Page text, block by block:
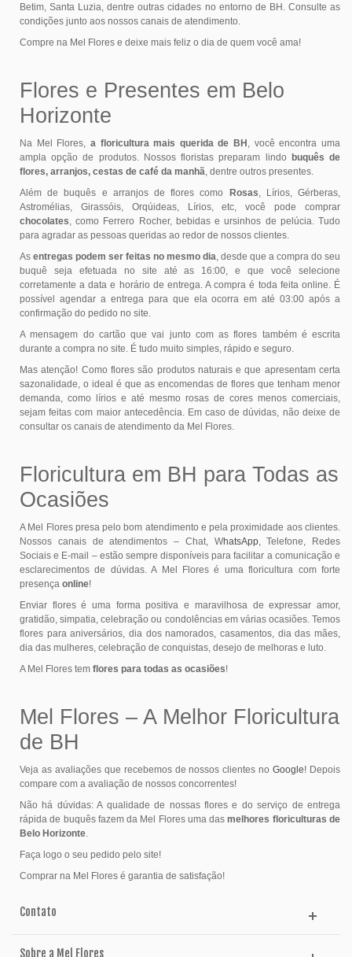
Betim, Santa Luzia, dentre outras cidades no entorno de BH. Consulte as
condições junto aos nossos canais de atendimento.
Compre na Mel Flores e deixe mais feliz o dia de quem você ama!
Flores e Presentes em Belo
Horizonte
Na Mel Flores, a floricultura mais querida de BH , você encontra uma
ampla opção de produtos. Nossos floristas preparam lindo
buquês de
flores, arranjos, cestas de café da manhã, dentre outros presentes.
Além de buquês e arranjos de flores como
Rosas, Lírios, Gérberas,
Astromélias, Girassóis, Orqúideas, Lírios, etc, você pode comprar
chocolates, como Ferrero Rocher, bebidas e ursinhos de pelúcia. Tudo
para agradar as pessoas queridas ao redor de nossos clientes.
As entregas podem ser feitas no mesmo dia, desde que a compra do seu
buquê seja efetuada no site até as 16:00, e que você selecione
corretamente a data e horário de entrega. A compra é toda feita online. É
possível agendar a entrega para que ela ocorra em até 03:00 após a
confirmação do pedido no site.
A mensagem do cartão que vai junto com as flores também é escrita
durante a compra no site. É tudo muito simples, rápido e seguro.
Mas atenção! Como flores são produtos naturais e que apresentam certa
sazonalidade, o ideal é que as encomendas de flores que tenham menor
demanda, como lírios e até mesmo rosas de cores menos comerciais,
sejam feitas com maior antecedência. Em caso de dúvidas, não deixe de
consultar os canais de atendimento da Mel Flores.
Floricultura em BH para Todas as
Ocasiões
A Mel Flores presa pelo bom atendimento e pela proximidade aos clientes.
Nossos canais de atendimentos – Chat, WhatsApp, Telefone, Redes
Sociais e E-mail – estão sempre disponíveis para facilitar a comunicação e
esclarecimentos de dúvidas. A Mel Flores é uma floricultura com forte
presença online!
Enviar flores é uma forma positiva e maravilhosa de expressar amor,
gratidão, simpatia, celebração ou condolências em várias ocasiões. Temos
flores para aniversários, dia dos namorados, casamentos, dia das mães,
dia das mulheres, celebração de conquistas, desejo de melhoras e luto.
A Mel Flores tem flores para todas as ocasiões!
Mel Flores – A Melhor Floricultura
de BH
Veja as avaliações que recebemos de nossos clientes noGoogle! Depois
compare com a avaliação de nossos concorrentes!
Não há dúvidas: A qualidade de nossas flores e do serviço de entrega
rápida de buquês fazem da Mel Flores uma dasmelhores floriculturas de
Belo Horizonte.
Faça logo o seu pedido pelo site!
Comprar na Mel Flores é garantia de satisfação!
Contato
Sobre a Mel Flores